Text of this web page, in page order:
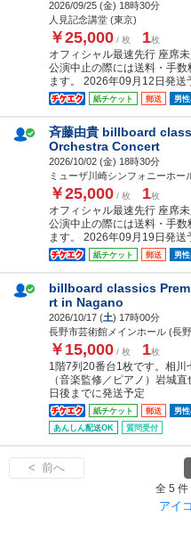
2026/09/25 (金) 18時30分
人見記念講堂 (東京)
￥25,000 / 枚 1枚
オフィシャル最速先行 座席
公演中止の際には送料・手
ます。 2026年09月12日発送
紙チケット 郵送 男
斉藤由貴 billboard
Orchestra Concert
2026/10/02 (金) 18時30分
ミューザ川崎シンフォニーホー
￥25,000 / 枚 1枚
オフィシャル最速先行 座席
公演中止の際には送料・手
ます。 2026年09月19日発送
紙チケット 郵送 男
billboard classics
rt in Nagano
2026/10/17 (土) 17時00分
長野市芸術館メインホール (長
￥15,000 / 枚 1枚
1階7列20番台1枚です。相
（音楽監修／ピアノ）岩城
日後までに発送予定
紙チケット 郵送 男
あんしん配送OK
質問受付
< 前へ
全 5
アイ